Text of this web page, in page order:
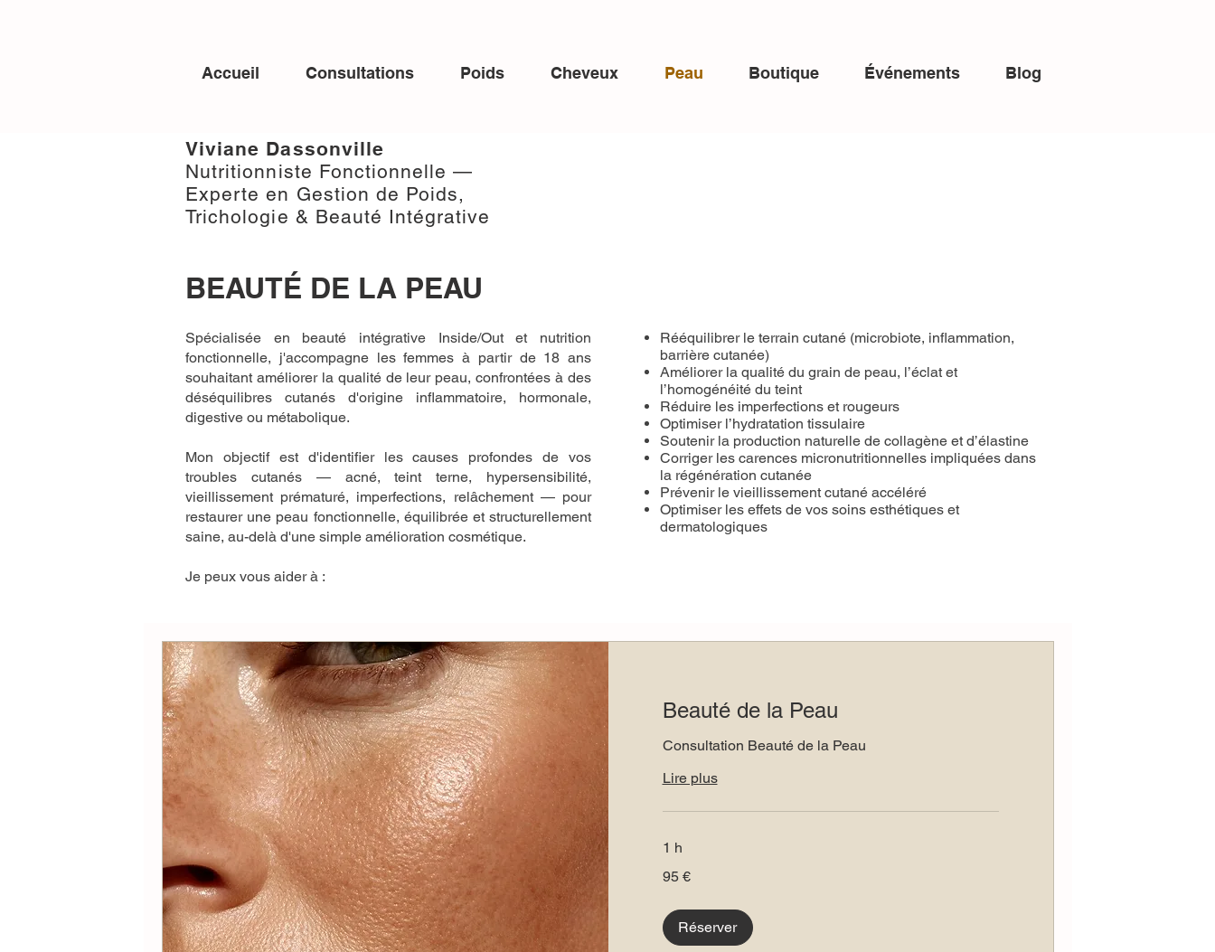
Accueil Consultations Poids Cheveux Peau Boutique Événements Blog
Viviane Dassonville
Nutritionniste Fonctionnelle —
Experte en Gestion de Poids,
Trichologie & Beauté Intégrative
BEAUTÉ DE LA PEAU
Spécialisée en beauté intégrative Inside/Out et nutrition
fonctionnelle, j'accompagne les femmes à partir de 18 ans
souhaitant améliorer la qualité de leur peau, confrontées à des
déséquilibres cutanés d'origine inflammatoire, hormonale,
digestive ou métabolique.
Mon objectif est d'identifier les causes profondes de vos
troubles cutanés — acné, teint terne, hypersensibilité,
vieillissement prématuré, imperfections, relâchement — pour
restaurer une peau fonctionnelle, équilibrée et structurellement
saine, au-delà d'une simple amélioration cosmétique.
Je peux vous aider à :
Rééquilibrer le terrain cutané (microbiote, inflammation,
barrière cutanée)
Améliorer la qualité du grain de peau, l’éclat et
l’homogénéité du teint
Réduire les imperfections et rougeurs
Optimiser l’hydratation tissulaire
Soutenir la production naturelle de collagène et d’élastine
Corriger les carences micronutritionnelles impliquées dans
la régénération cutanée
Prévenir le vieillissement cutané accéléré
Optimiser les effets de vos soins esthétiques et
dermatologiques
Beauté de la Peau
Consultation Beauté de la Peau
Lire plus
1 h
euros
95 €
Réserver